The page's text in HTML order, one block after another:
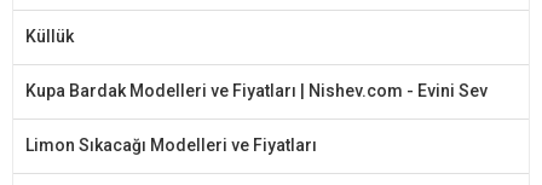
Küllük
Kupa Bardak Modelleri ve Fiyatları | Nishev.com - Evini Sev
Limon Sıkacağı Modelleri ve Fiyatları